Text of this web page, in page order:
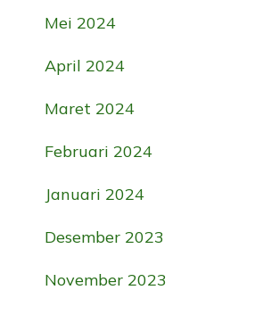
Mei 2024
April 2024
Maret 2024
Februari 2024
Januari 2024
Desember 2023
November 2023